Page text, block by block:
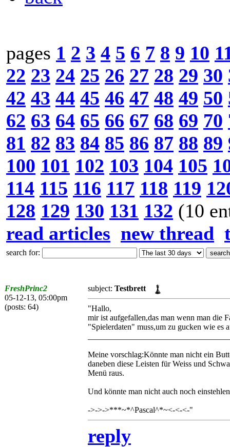
pages 1 2 3 4 5 6 7 8 9 10
22 23 24 25 26 27 28 29 30
42 43 44 45 46 47 48 49 50
62 63 64 65 66 67 68 69 70
81 82 83 84 85 86 87 88 89
100 101 102 103 104 105
114 115 116 117 118 119
128 129 130 131 132 (10
read articles new thread
search for:
FreshPrinc2
05-12-13, 05:00pm
(posts: 64)
subject: Testbrett
"Hallo,
mir ist aufgefallen,das man wenn man die
"Spielerdaten" muss,um zu gucken wie es
Meine vorschlag:Könnte man nicht ein
daneben diese Leisten für Weiss und
Menü raus.
Und könnte man nicht auch noch
->->->***~*^Pascal^*~<-<-<-"
reply